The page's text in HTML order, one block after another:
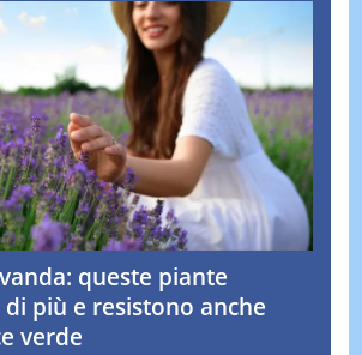
queste piante
più e resistono anche
verde